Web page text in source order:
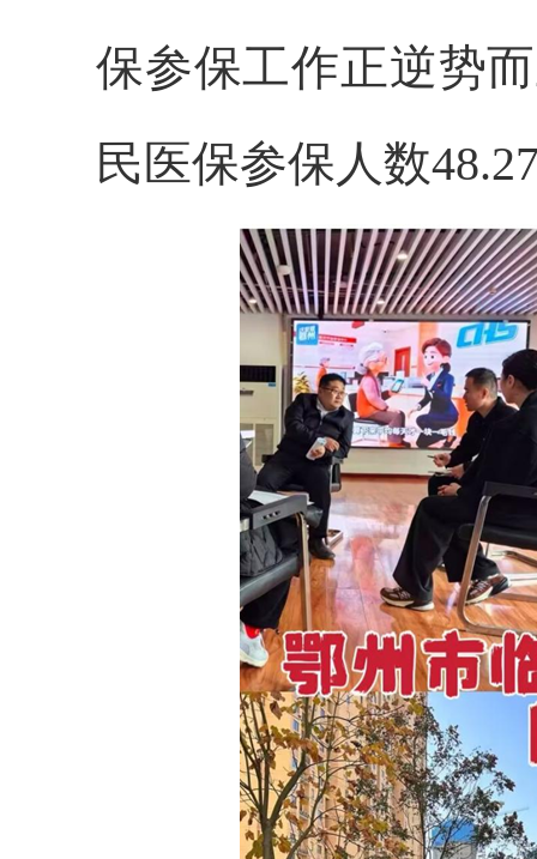
保参保工作正逆势
民医保参保人数